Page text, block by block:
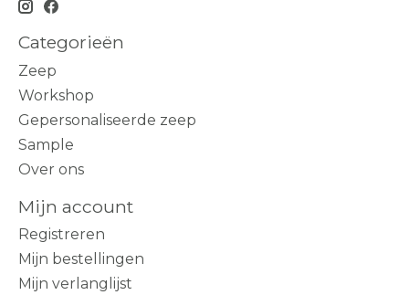
Categorieën
Zeep
Workshop
Gepersonaliseerde zeep
Sample
Over ons
Mijn account
Registreren
Mijn bestellingen
Mijn verlanglijst